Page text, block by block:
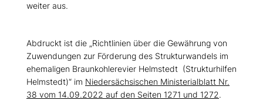
weiter aus.
Abdruckt ist die „Richtlinien über die Gewährung von
Zuwendungen zur Förderung des Strukturwandels im
ehemaligen Braunkohlerevier Helmstedt (Strukturhilfen
Helmstedt)“ im Niedersächsischen Ministerialblatt Nr.
38 vom 14.09.2022 auf den Seiten 1271 und 1272.